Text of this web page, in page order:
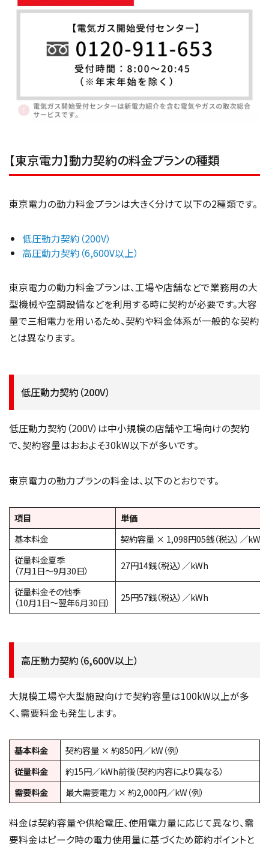
【東京電力】動力契約の料金プランの種類
東京電力の動力料金プランは大きく分けて以下の2種類です。
低圧動力契約（200V）
高圧動力契約（6,600V以上）
東京電力の動力料金プランは、工場や店舗などで業務用の大
型機械や空調設備などを利用する時に契約が必要です。大容
量で三相電力を用いるため、契約や料金体系が一般的な契約
とは異なります。
低圧動力契約（200V）
低圧動力契約（200V）は中小規模の店舗や工場向けの契約
で、契約容量はおおよそ30kW以下が多いです。
東京電力の動力プランの料金は、以下のとおりです。
項目
単価
基本料金
契約容量 × 1,098円05銭（税込）／kW
従量料金夏季
（7月1日～9月30日）
27円14銭（税込）／kWh
従量料金その他季
（10月1日～翌年6月30日）
25円57銭（税込）／kWh
高圧動力契約（6,600V以上）
大規模工場や大型施設向けで契約容量は100kW以上が多
く、需要料金も発生します。
基本料金
契約容量 × 約850円／kW（例）
従量料金
約15円／kWh前後（契約内容により異なる）
需要料金
最大需要電力 × 約2,000円／kW（例）
料金は契約容量や供給電圧、使用電力量に応じて異なり、需
要料金はピーク時の電力使用量に基づくため節約ポイントと